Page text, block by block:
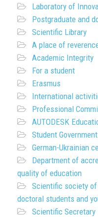
Laboratory of
Postgraduate and
Scientific Library
A place of
Academic Integrity
For a student
Erasmus
International
Professional
AUTODESK
Student
German-Ukrainian
Department of
quality of education
Scientific society
doctoral students and
Scientific Secretary